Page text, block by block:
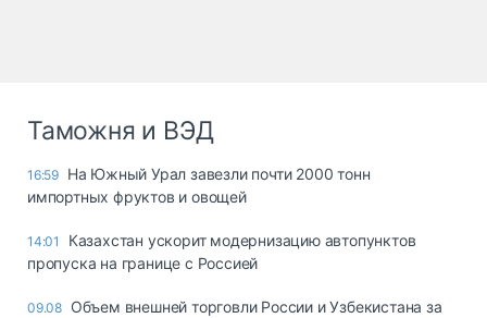
Таможня и ВЭД
16:59 На Южный Урал завезли почти 2000 тонн
импортных фруктов и овощей
14:01
Казахстан ускорит модернизацию автопунктов
пропуска на границе с Россией
09.08 Объем внешней торговли России и Узбекистана за